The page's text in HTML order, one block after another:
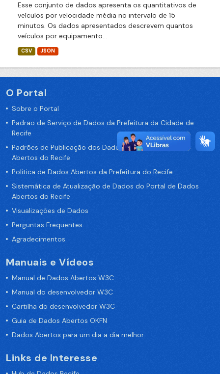
Esse conjunto de dados apresenta os quantitativos de
veículos por velocidade média no intervalo de 15
minutos. Os dados apresentados descrevem quantos
veículos por equipamento...
CSV JSON
O Portal
Sobre o Portal
Padrão de Serviço de Dados da Prefeitura da Cidade de
Recife
Padrões de Publicação dos Dados no Portal de Dados
Abertos do Recife
Política de Dados Abertos da Prefeitura do Recife
Sistemática de Atualização de Dados do Portal de Dados
Abertos do Recife
Visualizações de Dados
Perguntas Frequentes
Agradecimentos
Manuais e Vídeos
Manual de Dados Abertos W3C
Manual do desenvolvedor W3C
Cartilha do desenvolvedor W3C
Guia de Dados Abertos OKFN
Dados Abertos para um dia a dia melhor
Links de Interesse